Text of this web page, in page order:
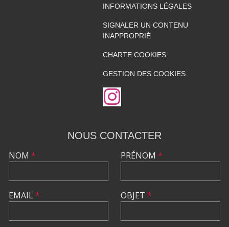
INFORMATIONS LÉGALES
SIGNALER UN CONTENU
INAPPROPRIÉ
CHARTE COOKIES
GESTION DES COOKIES
NOUS CONTACTER
NOM *
EMAIL*
PRÉNOM *
OBJET *